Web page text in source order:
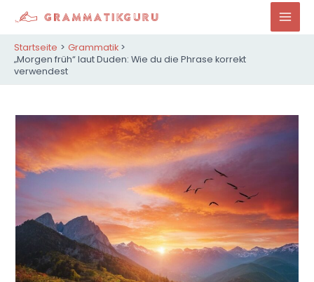
Inhalt
Startseite
Grammatik
„Morgen früh“ laut Duden: Wie du die Phrase korrekt
verwendest